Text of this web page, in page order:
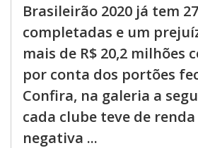
Brasileirão 2020 já tem
completadas e um
mais de R$ 20,2 milhões
por conta dos portões
Confira, na galeria a
cada clube teve de
negativa ...